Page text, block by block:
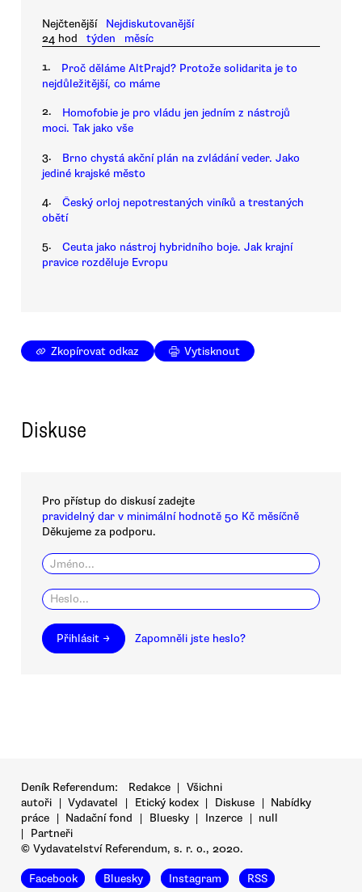
Nejčtenější
Nejdiskutovanější
24 hod
týden měsíc
1.
Proč děláme AltPrajd? Protože solidarita je to
nejdůležitější, co máme
2.
Homofobie je pro vládu jen jedním z nástrojů
moci. Tak jako vše
3.
Brno chystá akční plán na zvládání veder. Jako
jediné krajské město
4.
Český orloj nepotrestaných viníků a trestaných
obětí
5.
Ceuta jako nástroj hybridního boje. Jak krajní
pravice rozděluje Evropu
Zkopírovat odkaz Vytisknout
Diskuse
Pro přístup do diskusí zadejte
pravidelný dar v minimální hodnotě 50 Kč měsíčně
Děkujeme za podporu.
Přihlásit → Zapomněli jste heslo?
Deník Referendum: Redakce | Všichni
autoři | Vydavatel | Etický kodex | Diskuse | Nabídky
práce | Nadační fond | Bluesky | Inzerce | null
|
Partneři
© Vydavatelství Referendum, s. r. o., 2020.
Facebook Bluesky Instagram RSS